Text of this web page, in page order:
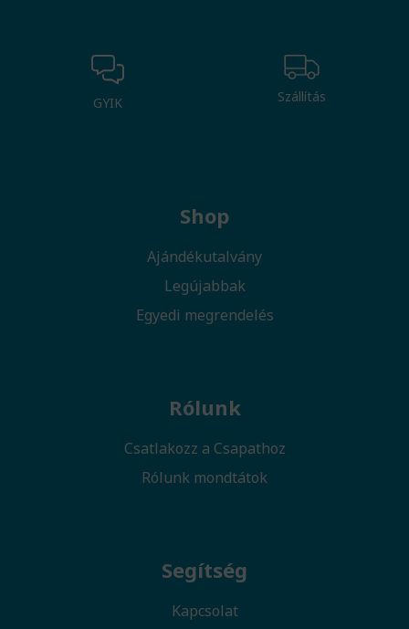
GYIK Szállítás
Shop
Ajándékutalvány
Legújabbak
Egyedi megrendelés
Rólunk
Csatlakozz a Csapathoz
Rólunk mondtátok
Segítség
Kapcsolat